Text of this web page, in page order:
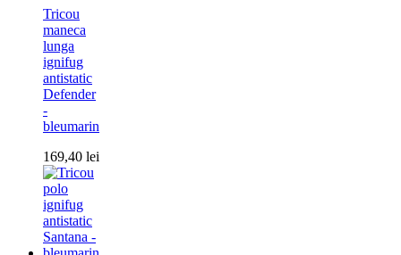
Tricou
maneca
lunga
ignifug
antistatic
Defender
-
bleumarin
169,40 lei